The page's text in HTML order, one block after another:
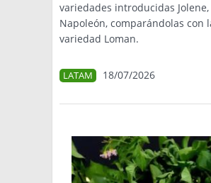
variedades introducidas Jolene,
Napoleón, comparándolas con
variedad Loman.
LATAM 18/07/2026